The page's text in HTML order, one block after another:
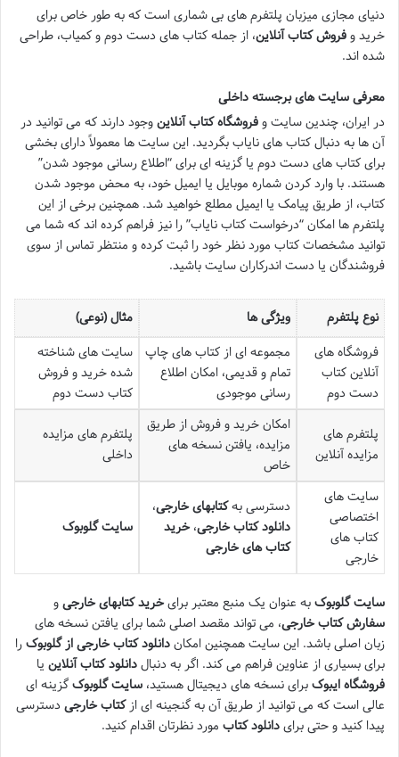
دنیای مجازی میزبان پلتفرم های بی شماری است که به طور خاص برای
خرید وفروش کتاب آنلاین، از جمله کتاب های دست دوم و کمیاب، طراحی
شده اند.
معرفی سایت های برجسته داخلی
در ایران، چندین سایت وفروشگاه کتاب آنلاینوجود دارند که می توانید در
آن ها به دنبال کتاب های نایاب بگردید. این سایت ها معمولاً دارای بخشی
برای کتاب های دست دوم یا گزینه ای برای “اطلاع رسانی موجود شدن”
هستند. با وارد کردن شماره موبایل یا ایمیل خود، به محض موجود شدن
کتاب، از طریق پیامک یا ایمیل مطلع خواهید شد. همچنین برخی از این
پلتفرم ها امکان “درخواست کتاب نایاب” را نیز فراهم کرده اند که شما می
توانید مشخصات کتاب مورد نظر خود را ثبت کرده و منتظر تماس از سوی
فروشندگان یا دست اندرکاران سایت باشید.
نوع پلتفرم ویژگی ها
مثال (نوعی)
فروشگاه های
آنلاین کتاب
دست دوم
مجموعه ای از کتاب های چاپ
تمام و قدیمی، امکان اطلاع
رسانی موجودی
سایت های شناخته
شده خرید و فروش
کتاب دست دوم
پلتفرم های
مزایده آنلاین
امکان خرید و فروش از طریق
مزایده، یافتن نسخه های
خاص
پلتفرم های مزایده
داخلی
سایت های
اختصاصی
کتاب های
خارجی
دسترسی بهکتابهای خارجی،
دانلود کتاب خارجی،خرید
کتاب های خارجی
سایت گلوبوک
سایت گلوبوکبه عنوان یک منبع معتبر برایخرید کتابهای خارجیو
سفارش کتاب خارجی، می تواند مقصد اصلی شما برای یافتن نسخه های
زبان اصلی باشد. این سایت همچنین امکاندانلود کتاب خارجی از گلوبوکرا
برای بسیاری از عناوین فراهم می کند. اگر به دنبالدانلود کتاب آنلاین یا
فروشگاه ایبوکبرای نسخه های دیجیتال هستید، سایت گلوبوکگزینه ای
عالی است که می توانید از طریق آن به گنجینه ای ازکتاب خارجی دسترسی
پیدا کنید و حتی برایدانلود کتاب مورد نظرتان اقدام کنید.